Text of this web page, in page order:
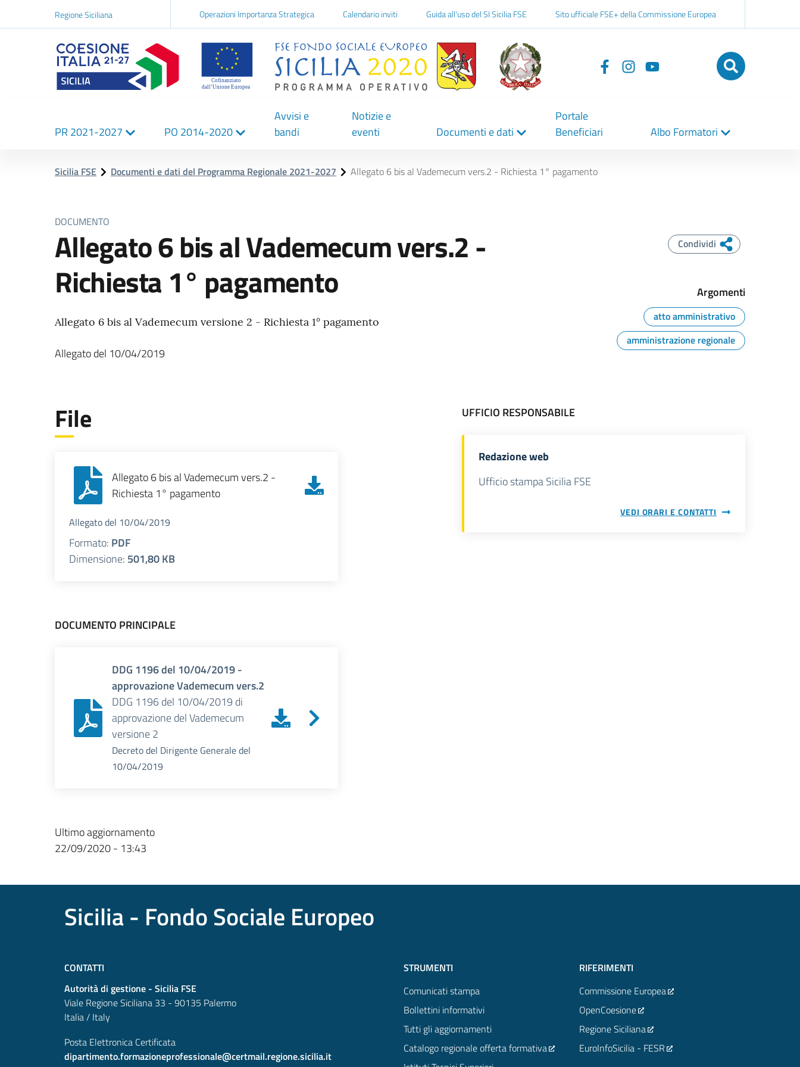
Regione Siciliana Navigazione
network
Operazioni Importanza Strategica Calendario inviti Guida all'uso del SI Sicilia FSE Sito ufficiale FSE+ della Commissione Europea
Logo Sicilia FSE
Seguici
Navigazione
principale
PR 2021-2027 PO 2014-2020
Avvisi e
bandi
Notizie e
eventi
Documenti e dati
Portale
Beneficiari
Albo Formatori
Sicilia FSE Documenti e dati del Programma Regionale 2021-2027 Allegato 6 bis al Vademecum vers.2 - Richiesta 1° pagamento
DOCUMENTO
Allegato 6 bis al Vademecum vers.2 -
Richiesta 1° pagamento
Allegato 6 bis al Vademecum versione 2 - Richiesta 1° pagamento
Allegatodel 10/04/2019
Condividi
Argomenti
atto amministrativo
amministrazione regionale
File
Allegato 6 bis al Vademecum vers.2 -
Richiesta 1° pagamento
Allegato del 10/04/2019
Formato: PDF
Dimensione: 501,80 KB
DOCUMENTO PRINCIPALE
DDG 1196 del 10/04/2019 -
approvazione Vademecum vers.2
DDG 1196 del 10/04/2019 di
approvazione del Vademecum
versione 2
Decreto del Dirigente Generaledel
10/04/2019
UFFICIO RESPONSABILE
Redazione web
Ufficio stampa Sicilia FSE
VEDI ORARI E CONTATTI
Ultimo aggiornamento
22/09/2020 - 13:43
Sicilia - Fondo Sociale Europeo
CONTATTI
Autorità di gestione - Sicilia FSE
Viale Regione Siciliana 33 - 90135 Palermo
Italia / Italy
Posta Elettronica Certificata
dipartimento.formazioneprofessionale@certmail.regione.sicilia.it
STRUMENTI
Comunicati stampa
Bollettini informativi
Tutti gli aggiornamenti
Catalogo regionale offerta formativa
RIFERIMENTI
Commissione Europea
OpenCoesione
Regione Siciliana
EuroInfoSicilia - FESR